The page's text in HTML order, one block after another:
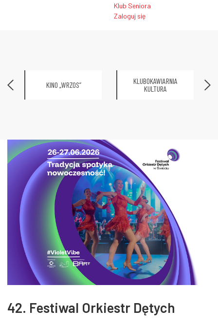
Klub Seniora
Zaloguj się
KINO „WRZOS”
KLUBOKAWIARNIA
KULTURA
42. Festiwal Orkiestr Dętych